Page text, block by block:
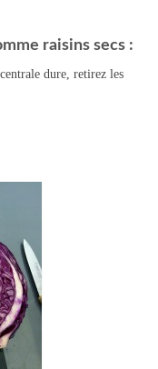
raisins secs :
dure, retirez les